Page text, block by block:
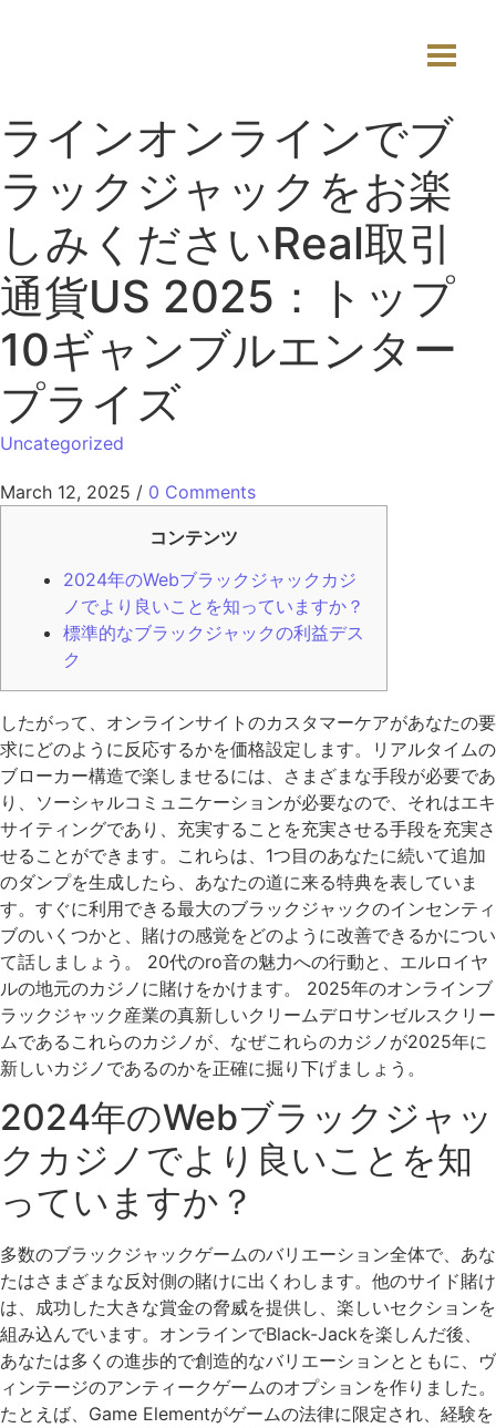
ラインオンラインでブ
ラックジャックをお楽
しみくださいReal取引
通貨US 2025：トップ
10ギャンブルエンター
プライズ
Uncategorized
March 12, 2025 / 0 Comments
コンテンツ
2024年のWebブラックジャックカジ
ノでより良いことを知っていますか？
標準的なブラックジャックの利益デス
ク
したがって、オンラインサイトのカスタマーケアがあなたの要
求にどのように反応するかを価格設定します。リアルタイムの
ブローカー構造で楽しませるには、さまざまな手段が必要であ
り、ソーシャルコミュニケーションが必要なので、それはエキ
サイティングであり、充実することを充実させる手段を充実さ
せることができます。これらは、1つ目のあなたに続いて追加
のダンプを生成したら、あなたの道に来る特典を表していま
す。すぐに利用できる最大のブラックジャックのインセンティ
ブのいくつかと、賭けの感覚をどのように改善できるかについ
て話しましょう。 20代のro音の魅力への行動と、エルロイヤ
ルの地元のカジノに賭けをかけます。 2025年のオンラインブ
ラックジャック産業の真新しいクリームデロサンゼルスクリー
ムであるこれらのカジノが、なぜこれらのカジノが2025年に
新しいカジノであるのかを正確に掘り下げましょう。
2024年のWebブラックジャッ
クカジノでより良いことを知
っていますか？
多数のブラックジャックゲームのバリエーション全体で、あな
たはさまざまな反対側の賭けに出くわします。他のサイド賭け
は、成功した大きな賞金の脅威を提供し、楽しいセクションを
組み込んでいます。オンラインでBlack-Jackを楽しんだ後、
あなたは多くの進歩的で創造的なバリエーションとともに、ヴ
ィンテージのアンティークゲームのオプションを作りました。
たとえば、Game Elementがゲームの法律に限定され、経験を